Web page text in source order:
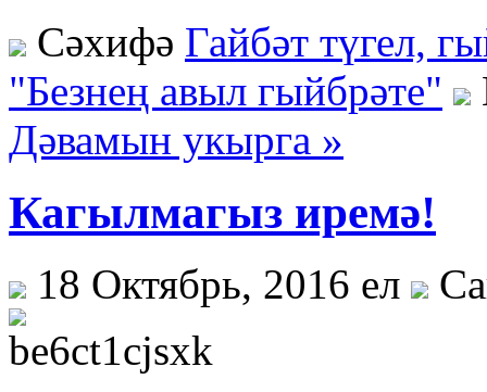
Сәхифә Гайбәт түгел,
"Безнең авыл гыйбрәте"
Дәвамын укырга »
Кагылмагыз иремә!
18 Октябрь, 2016 ел